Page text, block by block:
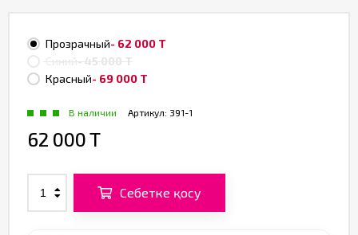
Прозрачный- 62 000 T
- 45 000 T
Красный- 69 000 T
Артикул: 391-1
В наличии
62 000 T
Себетке қосу